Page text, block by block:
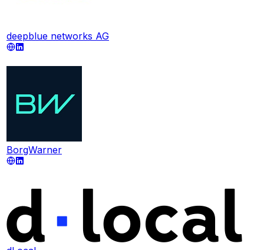
deepblue networks AG
BorgWarner